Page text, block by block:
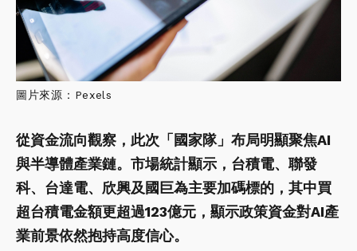
圖片來源：Pexels
從資金流向觀察，此次「國家隊」布局明顯聚焦AI
與半導體產業鏈。市場統計顯示，台積電、聯發
科、台達電、欣興及國巨為主要加碼標的，其中買
超台積電金額更超過123億元，顯示政策資金對AI產
業前景依然抱持高度信心。